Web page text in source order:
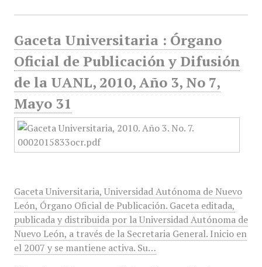
Gaceta Universitaria : Órgano
Oficial de Publicación y Difusión
de la UANL, 2010, Año 3, No 7,
Mayo 31
Gaceta Universitaria, Universidad Autónoma de Nuevo
León, Órgano Oficial de Publicación. Gaceta editada,
publicada y distribuida por la Universidad Autónoma de
Nuevo León, a través de la Secretaria General. Inicio en
el 2007 y se mantiene activa. Su…